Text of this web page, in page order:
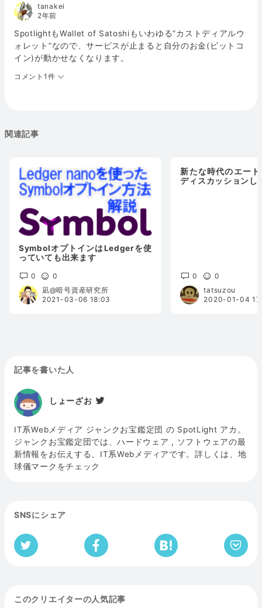
tanakei
2年前
SpotlightもWallet of Satoshiもいわゆる”カストディアルウ
ォレット”なので、サービスが止まると自分のお金(ビットコ
イン)が動かせなくなります。
コメント1件
関連記事
SymbolオプトインはLedgerを使
っていても出来ます
0
0
凪@暗号資産研究所
2021-03-06 18:03
新たな時代のエー
ディスカッション
0
0
tatsuzou
2020-01-04
記事を書いた人
しょーざお
IT系Webメディア ジャンクお宝鑑定団 の SpotLight アカ。
ジャンクお宝鑑定団では、ハードウェア , ソフトウェアの最
新情報をお伝えする、IT系Webメディアです。詳しくは、地
球儀マークをチェック
SNSにシェア
このクリエイターの人気記事